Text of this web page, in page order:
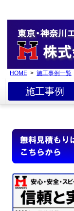
HOME > 施工事例一覧
施工事例